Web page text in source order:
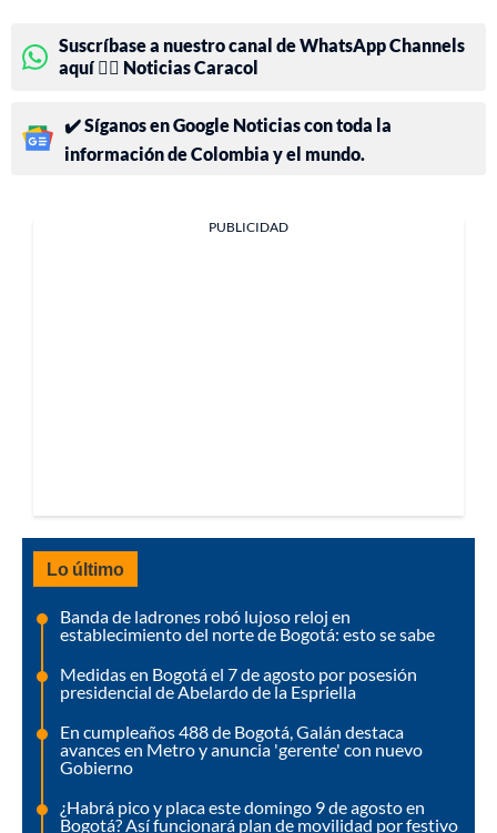
Suscríbase a nuestro canal de WhatsApp Channels
aquí 👉🏻 Noticias Caracol
✔️ Síganos en Google Noticias con toda la
información de Colombia y el mundo.
PUBLICIDAD
Lo último
Banda de ladrones robó lujoso reloj en
establecimiento del norte de Bogotá: esto se sabe
Medidas en Bogotá el 7 de agosto por posesión
presidencial de Abelardo de la Espriella
En cumpleaños 488 de Bogotá, Galán destaca
avances en Metro y anuncia 'gerente' con nuevo
Gobierno
¿Habrá pico y placa este domingo 9 de agosto en
Bogotá? Así funcionará plan de movilidad por festivo